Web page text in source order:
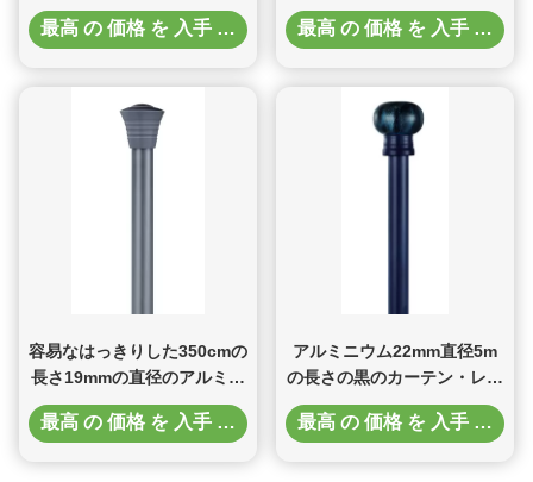
『S部屋
最高 の 価格 を 入手 する
のTieback
最高 の 価格 を 入手 する
容易なはっきりした350cmの
長さ19mmの直径のアルミニ
ウムにカーテン・レールの掛
かること
最高 の 価格 を 入手 する
アルミニウム22mm直径5m
の長さの黒のカーテン・レー
ルの天井の台紙
最高 の 価格 を 入手 する